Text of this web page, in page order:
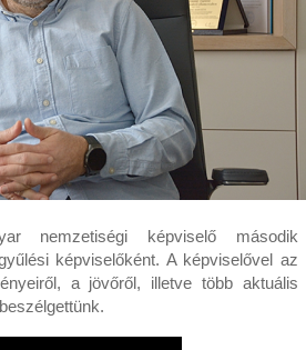
nemzetiségi képviselő második
képviselőként. A képviselővel az
a jövőről, illetve több aktuális